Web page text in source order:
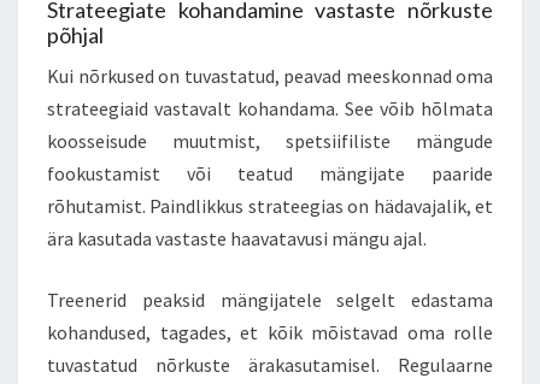
Strateegiate kohandamine vastaste nõrkuste
põhjal
Kui nõrkused on tuvastatud, peavad meeskonnad oma
strateegiaid vastavalt kohandama. See võib hõlmata
koosseisude muutmist, spetsiifiliste mängude
fookustamist või teatud mängijate paaride
rõhutamist. Paindlikkus strateegias on hädavajalik, et
ära kasutada vastaste haavatavusi mängu ajal.
Treenerid peaksid mängijatele selgelt edastama
kohandused, tagades, et kõik mõistavad oma rolle
tuvastatud nõrkuste ärakasutamisel. Regulaarne